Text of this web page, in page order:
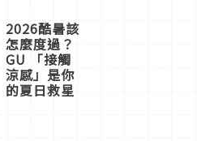
2026酷暑該
怎麼度過？
GU 「接觸
涼感」是你
的夏日救星